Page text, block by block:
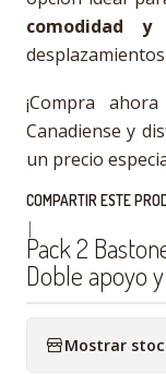
comodidad y
¡Compra
Canadiense y
un precio
COMPARTIR ESTE
|
Pack 2
Doble apoyo
Mostrar